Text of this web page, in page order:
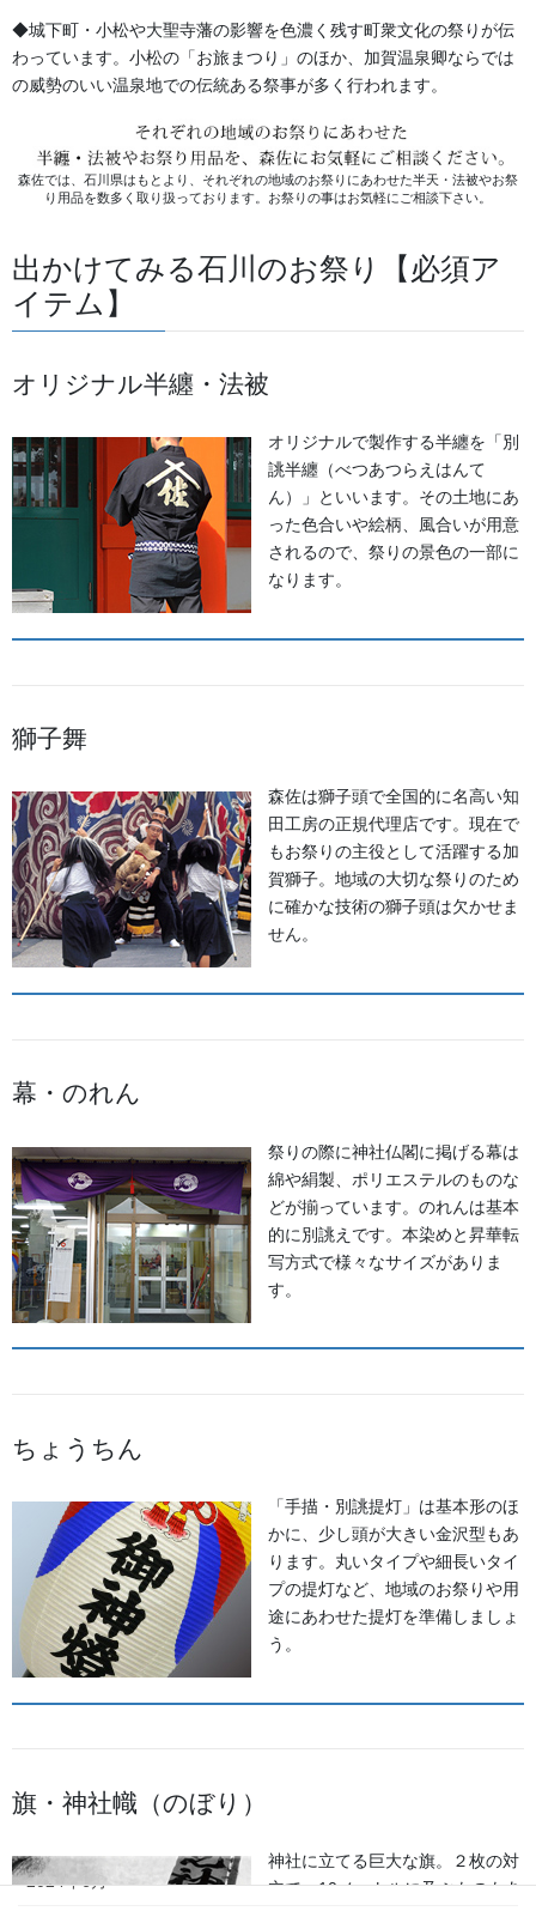
(FAX076-237-7150)
人形の森佐は12月〜4月末まで土曜、日曜も営業。
カテゴリー 生地
女性獅子舞の衣装
次の記事
石川県美川・おかえり祭
2019/05/20
法被・はっぴ・はんてん・印半纏
よもやま話
お祭備品と豆知識
お祭用品・品目
獅子舞・衣裳・別仕立・小物
提灯 祭
幕・のぼり
生地
足袋,腹掛・股引、手拭
お知らせ
2026年5月
2026年2月
2025年7月
2025年6月
2024年6月
◆城下町・小松や大聖寺藩の影響を色濃く残す町衆文化の祭りが伝
わっています。小松の「お旅まつり」のほか、加賀温泉卿ならでは
の威勢のいい温泉地での伝統ある祭事が多く行われます。
森佐では、石川県はもとより、それぞれの地域のお祭りにあわせた半天・法被やお祭
り用品を数多く取り扱っております。お祭りの事はお気軽にご相談下さい。
出かけてみる石川のお祭り【必須ア
イテム】
オリジナル半纏・法被
オリジナルで製作する半纏を「別
誂半纏（べつあつらえはんて
ん）」といいます。その土地にあ
った色合いや絵柄、風合いが用意
されるので、祭りの景色の一部に
なります。
獅子舞
森佐は獅子頭で全国的に名高い知
田工房の正規代理店です。現在で
もお祭りの主役として活躍する加
賀獅子。地域の大切な祭りのため
に確かな技術の獅子頭は欠かせま
せん。
幕・のれん
祭りの際に神社仏閣に掲げる幕は
綿や絹製、ポリエステルのものな
どが揃っています。のれんは基本
的に別誂えです。本染めと昇華転
写方式で様々なサイズがありま
す。
ちょうちん
「手描・別誂提灯」は基本形のほ
かに、少し頭が大きい金沢型もあ
ります。丸いタイプや細長いタイ
プの提灯など、地域のお祭りや用
途にあわせた提灯を準備しましょ
う。
旗・神社幟（のぼり）
神社に立てる巨大な旗。２枚の対
立で、10メートルに及ぶものもあ